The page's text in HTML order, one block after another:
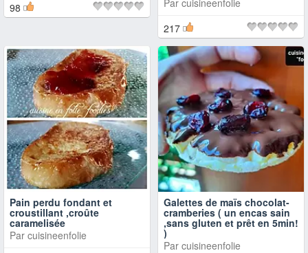
98
Par cuisineenfolie
217
Pain perdu fondant et
croustillant ,croûte
caramelisée
Par cuisineenfolie
Galettes de maïs chocolat-
cramberies ( un encas sain
,sans gluten et prêt en 5min!
)
Par cuisineenfolie